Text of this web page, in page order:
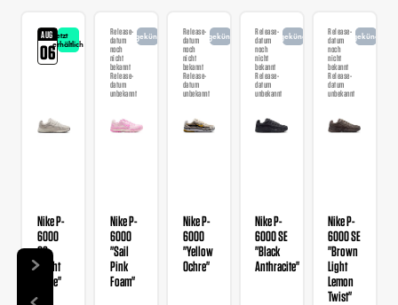
AUG
06
Jetzt
erhältlich
Nike P-
6000
GS
"Light
Bone"
Release-
datum
noch
nicht
bekannt
Release-
datum
unbekannt
angekündigt
Nike P-
6000
"Sail
Pink
Foam"
Release-
datum
noch
nicht
bekannt
Release-
datum
unbekannt
angekündigt
Nike P-
6000
"Yellow
Ochre"
Release-
datum
noch
nicht
bekannt
Release-
datum
unbekannt
angekündigt
Nike P-
6000 SE
"Black
Anthracite"
Release-
datum
noch
nicht
bekannt
Release-
datum
unbekannt
angekündigt
Nike P-
6000 SE
"Brown
Light
Lemon
Twist"